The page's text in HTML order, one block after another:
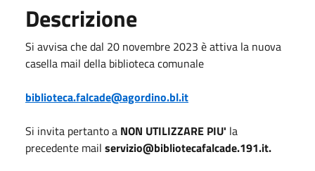
Descrizione
Si avvisa che dal 20 novembre 2023 è attiva la nuova
casella mail della biblioteca comunale
biblioteca.falcade@agordino.bl.it
Si invita pertanto a NON UTILIZZARE PIU' la
precedente mail servizio@bibliotecafalcade.191.it.